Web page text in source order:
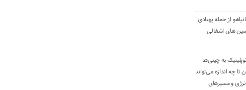
از حمله پهبادی
های اشغالی
به چینی‌ها
تا چه اندازه می‌تواند
و مسیرهای